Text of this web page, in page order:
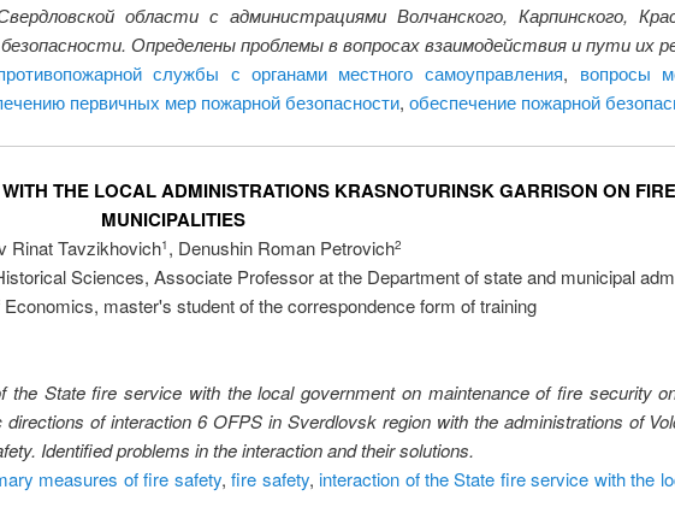
области с администрациями Волчанского, Карпинского,
Определены проблемы в вопросах взаимодействия и пути их
службы с органами местного самоуправления, вопросы
первичных мер пожарной безопасности, обеспечение пожарной
THE LOCAL ADMINISTRATIONS KRASNOTURINSK GARRISON ON
MUNICIPALITIES
Rinat Tavzikhovich1 , Denushin Roman Petrovich2
Sciences, Associate Professor at the Department of state and municipal
master's student of the correspondence form of training
State fire service with the local government on maintenance of fire security
of interaction 6 OFPS in Sverdlovsk region with the administrations of
Identified problems in the interaction and their solutions.
measures of fire safety,fire safety,interaction of the State fire service with the